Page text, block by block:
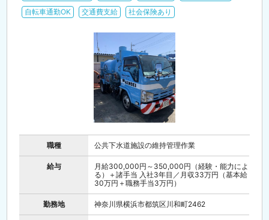
自転車通勤OK
交通費支給 社会保険あり
職種 公共下水道施設の維持管理作業
給与
月給300,000円～350,000円（経験・能力によ
る）＋諸手当 入社3年目／月収33万円（基本給
30万円＋職務手当3万円）
勤務地 神奈川県横浜市都筑区川和町2462